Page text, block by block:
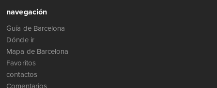
navegación
Guía de Barcelona
Dónde ir
Mapa de Barcelona
Favoritos
contactos